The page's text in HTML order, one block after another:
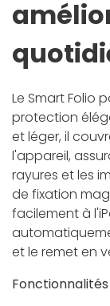
Le Smart Folio
protection
et léger, il
l'appareil,
rayures et les
de fixation
facilement à
et le remet en
Fonctionnalités